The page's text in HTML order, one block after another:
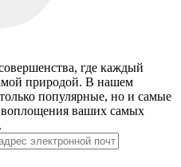
где каждый
природой. В нашем
популярные, но и самые
воплощения ваших самых